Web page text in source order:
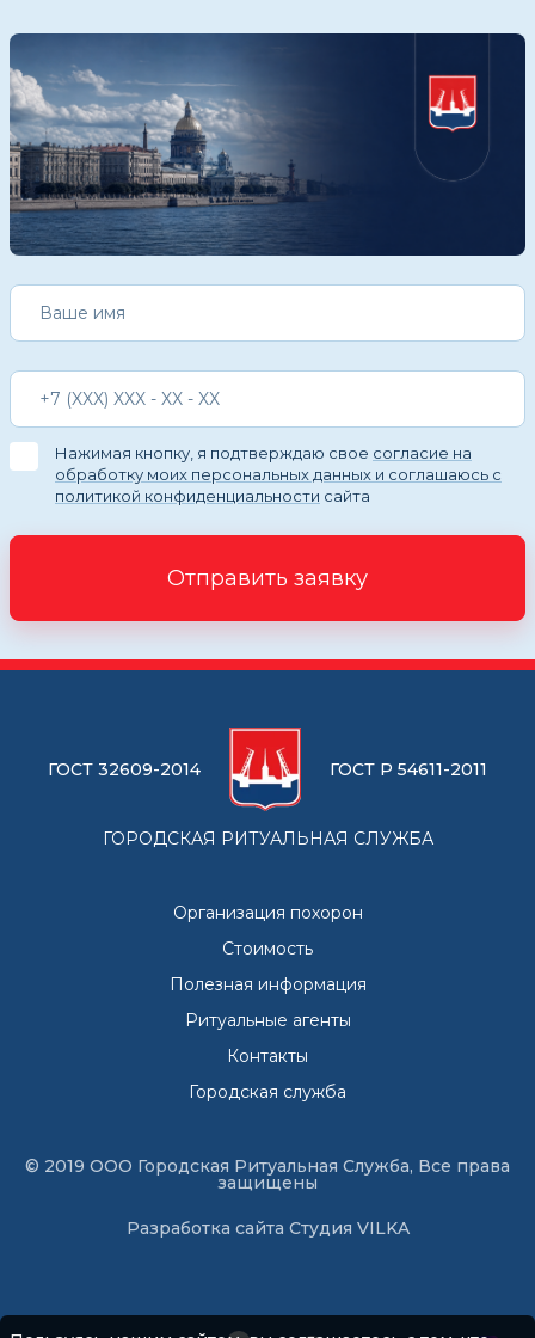
Нажимая кнопку, я подтверждаю свое согласие на
обработку моих персональных данных и соглашаюсь с
политикой конфиденциальности сайта
Отправить заявку
ГОСТ 32609-2014 ГОСТ Р 54611-2011
ГОРОДСКАЯ РИТУАЛЬНАЯ СЛУЖБА
Организация похорон
Стоимость
Полезная информация
Ритуальные агенты
Контакты
Городская служба
© 2019 ООО Городская Ритуальная Служба, Все права
защищены
Разработка сайта Студия VILKA